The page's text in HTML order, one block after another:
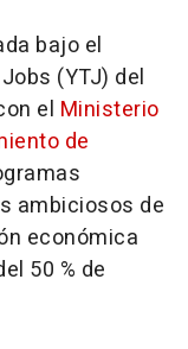
bajo el
(YTJ) del
el Ministerio
de
ambiciosos de
económica
50 % de